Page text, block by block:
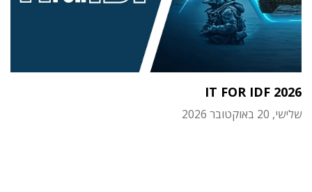
IT FOR IDF 2026
שלישי, 20 באוקטובר 2026